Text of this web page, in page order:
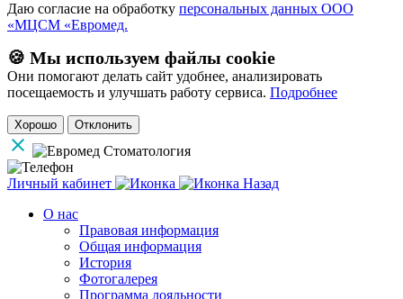
Даю согласие на обработку персональных данных ООО
«МЦСМ «Евромед.
🍪 Мы используем файлы cookie
Они помогают делать сайт удобнее, анализировать
посещаемость и улучшать работу сервиса. Подробнее
Хорошо Отклонить
Личный кабинет
Назад
О нас
Правовая информация
Общая информация
История
Фотогалерея
Программа лояльности